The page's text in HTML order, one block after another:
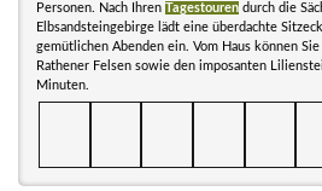
Personen. Nach Ihren Tagestouren durch die
Elbsandsteingebirge lädt eine überdachte
gemütlichen Abenden ein. Vom Haus können
Rathener Felsen sowie den imposanten
Minuten.